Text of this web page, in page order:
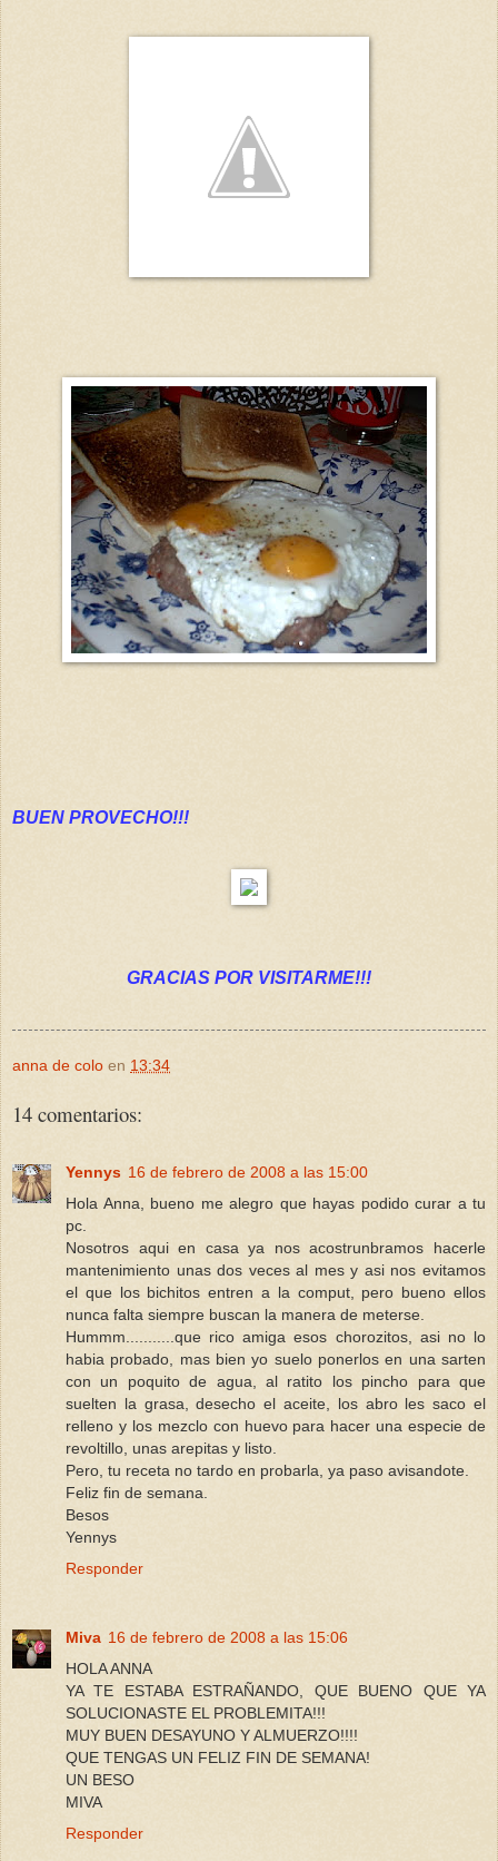
BUEN PROVECHO!!!
GRACIAS POR VISITARME!!!
anna de colo en 13:34
14 comentarios:
Yennys 16 de febrero de 2008 a las 15:00
Hola Anna, bueno me alegro que hayas podido curar a tu
pc.
Nosotros aqui en casa ya nos acostrunbramos hacerle
mantenimiento unas dos veces al mes y asi nos evitamos
el que los bichitos entren a la comput, pero bueno ellos
nunca falta siempre buscan la manera de meterse.
Hummm...........que rico amiga esos chorozitos, asi no lo
habia probado, mas bien yo suelo ponerlos en una sarten
con un poquito de agua, al ratito los pincho para que
suelten la grasa, desecho el aceite, los abro les saco el
relleno y los mezclo con huevo para hacer una especie de
revoltillo, unas arepitas y listo.
Pero, tu receta no tardo en probarla, ya paso avisandote.
Feliz fin de semana.
Besos
Yennys
Responder
Miva 16 de febrero de 2008 a las 15:06
HOLA ANNA
YA TE ESTABA ESTRAÑANDO, QUE BUENO QUE YA
SOLUCIONASTE EL PROBLEMITA!!!
MUY BUEN DESAYUNO Y ALMUERZO!!!!
QUE TENGAS UN FELIZ FIN DE SEMANA!
UN BESO
MIVA
Responder